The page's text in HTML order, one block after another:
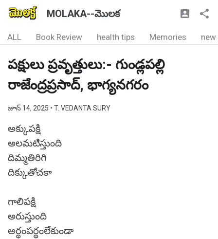
MOLAKA--మొలక
ALL Book Review health tips Memories new
పక్షులు ప్రవృత్తులు:- గుండ్లపల్లి
రాజేంద్రప్రసాద్, భాగ్యనగరం
జూన్ 14, 2025 • T. VEDANTA SURY
అక్కుపక్షి
అలమటిస్తుంది
దిమ్మతిరిగి
దిక్కుతోచకా
గాలిపక్షి
అరుస్తుంది
అర్ధంపర్ధంలేకుండా